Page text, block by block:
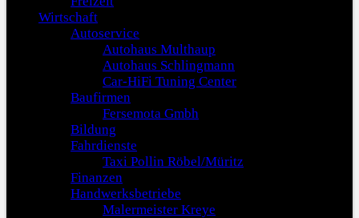
Wirtschaft
Autoservice
Autohaus Multhaup
Autohaus Schlingmann
Car-HiFi Tuning Center
Baufirmen
Fersemota Gmbh
Bildung
Fahrdienste
Taxi Pollin Röbel/Müritz
Finanzen
Handwerksbetriebe
Malermeister Kreye